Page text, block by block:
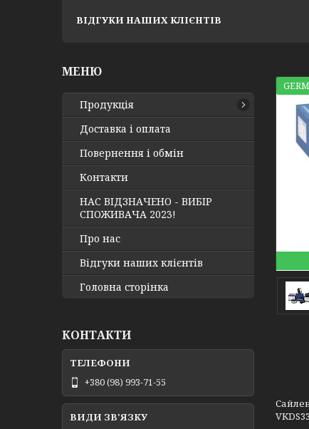
ВІДГУКИ НАШИХ КЛІЄНТІВ
Продукція
Доставка і оплата
Повернення і обмін
Контакти
НАС ВІДЗНАЧЕНО - ВИБІР
СПОЖИВАЧА 2023!
Про нас
Відгуки наших клієнтів
Головна сторінка
КОНТАКТИ
+380 (98) 993-71-55